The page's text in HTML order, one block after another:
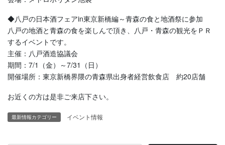
◆八戸の日本酒フェアin東京新橋編～青森の食と地酒祭に参加
八戸の地酒と青森の食を楽しんで頂き、八戸・青森の観光をＰＲ
するイベントです。
主催：八戸酒造協議会
期間：7/1（金）～7/31（日）
開催場所：東京新橋界隈の青森県出身者経営飲食店 約20店舗
お近くの方は是非ご来店下さい。
最新情報カテゴリー イベント情報